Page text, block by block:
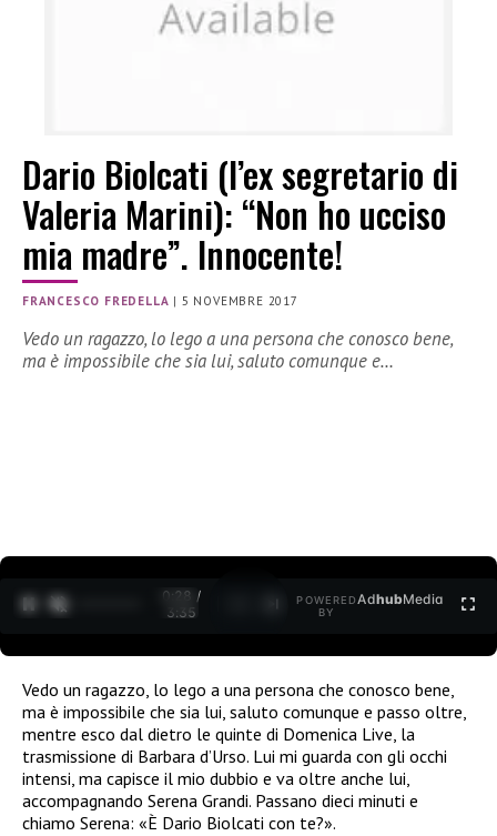
Dario Biolcati (l’ex segretario di
Valeria Marini): “Non ho ucciso
mia madre”. Innocente!
FRANCESCO FREDELLA | 5 NOVEMBRE 2017
Vedo un ragazzo, lo lego a una persona che conosco bene,
ma è impossibile che sia lui, saluto comunque e…
0:28 /
3:35
POWERED
BY
AdhubMedia
Vedo un ragazzo, lo lego a una persona che conosco bene,
ma è impossibile che sia lui, saluto comunque e passo oltre,
mentre esco dal dietro le quinte di Domenica Live, la
trasmissione di Barbara d’Urso. Lui mi guarda con gli occhi
intensi, ma capisce il mio dubbio e va oltre anche lui,
accompagnando Serena Grandi. Passano dieci minuti e
chiamo Serena: «È Dario Biolcati con te?».